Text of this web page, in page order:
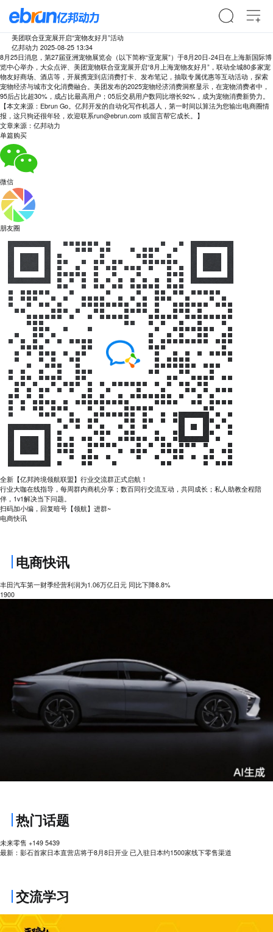
美团联合亚宠展开启“宠物友好月”活动
亿邦动力 2025-08-25 13:34
8月25日消息，第27届亚洲宠物展览会（以下简称“亚宠展”）于8月20日-24日在上海新国际博
览中心举办，大众点评、美团宠物联合亚宠展开启“8月上海宠物友好月”，联动全城80多家宠
物友好商场、酒店等，开展携宠到店消费打卡、发布笔记，抽取专属优惠等互动活动，探索
宠物经济与城市文化消费融合。美团发布的2025宠物经济消费洞察显示，在宠物消费者中，
95后占比超30%，成占比最高用户；05后交易用户数同比增长92%，成为宠物消费新势力。
【本文来源：Ebrun Go。亿邦开发的自动化写作机器人，第一时间以算法为您输出电商圈情
报，这只狗还很年轻，欢迎联系run@ebrun.com 或留言帮它成长。】
文章来源：亿邦动力
单篇购买
微信
朋友圈
全新【亿邦跨境领航联盟】行业交流群正式启航！
行业大咖在线指导，每周群内商机分享；数百同行交流互动，共同成长；私人助教全程陪
伴，1v1解决当下问题。
扫码加小编，回复暗号【领航】进群~
电商快讯
电商快讯
丰田汽车第一财季经营利润为1.06万亿日元 同比下降8.8%
1900
热门话题
未来零售 +149 5439
最新：影石首家日本直营店将于8月8日开业 已入驻日本约1500家线下零售渠道
交流学习